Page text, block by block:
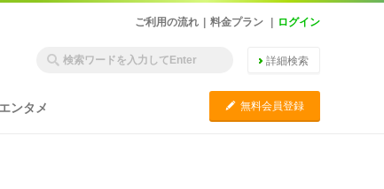
ご利用の流れ 料金プラン ログイン
詳細検索
エンタメ C 無料会員登録